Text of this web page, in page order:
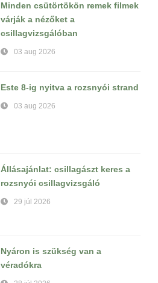
Minden csütörtökön remek filmek
várják a nézőket a
csillagvizsgálóban
03 aug 2026
Este 8-ig nyitva a rozsnyói strand
03 aug 2026
Állásajánlat: csillagászt keres a
rozsnyói csillagvizsgáló
29 júl 2026
Nyáron is szükség van a
véradókra